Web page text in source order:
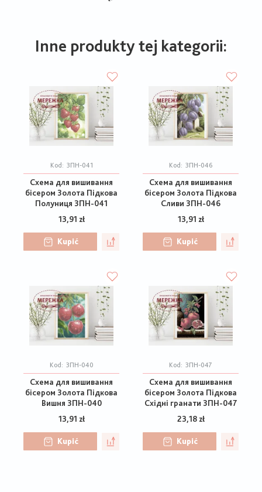
Inne produkty tej kategorii:
Kod: ЗПН-041
Схема для вишивання
бісером Золота Підкова
Полуниця ЗПН-041
13,91 zł
Kupić
Kod: ЗПН-046
Схема для вишивання
бісером Золота Підкова
Сливи ЗПН-046
13,91 zł
Kupić
Kod: ЗПН-040
Схема для вишивання
бісером Золота Підкова
Вишня ЗПН-040
13,91 zł
Kupić
Kod: ЗПН-047
Схема для вишивання
бісером Золота Підкова
Східні гранати ЗПН-047
23,18 zł
Kupić